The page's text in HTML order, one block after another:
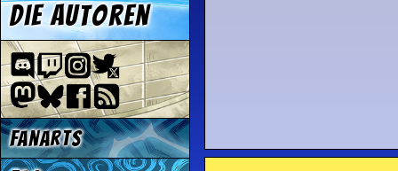
Die Autoren
Fanarts